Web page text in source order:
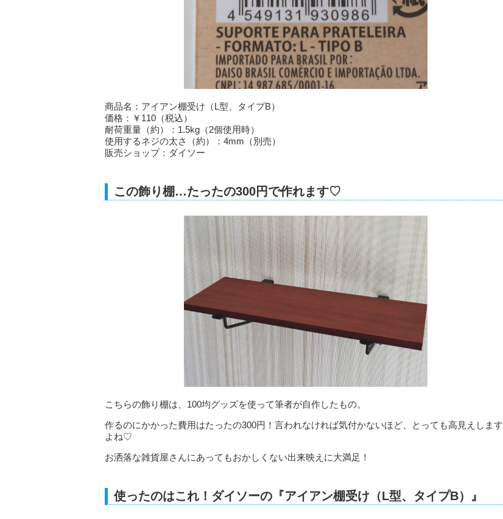
商品名：アイアン棚受け（L型、タイプB）
価格：￥110（税込）
耐荷重量（約）：1.5kg（2個使用時）
使用するネジの太さ（約）：4mm（別売）
販売ショップ：ダイソー
この飾り棚…たったの300円で作れます♡
こちらの飾り棚は、100均グッズを使って筆者が自作したもの。
作るのにかかった費用はたったの300円！言われなければ気付かないほど、とっても高見えします
よね♡
お洒落な雑貨屋さんにあってもおかしくない出来映えに大満足！
使ったのはこれ！ダイソーの『アイアン棚受け（L型、タイプB）』